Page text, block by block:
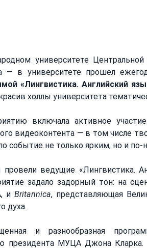
университете
— в университете прошёл
«Лингвистика. Английский
холлы университета
включала активное
видеоконтента — в том числе
событие не только ярким, но и
ведущие «Лингвистика.
задало задорный тон: на
и Britannica, представляющая
духа.
и разнообразная
президента МУЦА Джона